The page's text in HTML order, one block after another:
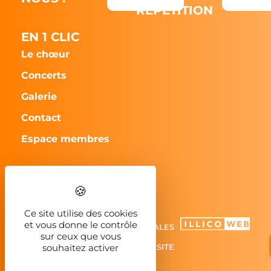
RÉPÉTITION
EN 1 CLIC
Le chœur
Concerts
Galerie
Contact
Espace membres
CHORILLA - 2023
MENTIONS LÉGALES
PLAN DU SITE
Ce site utilise des cookies
et vous donne le contrôle
sur ceux que vous
souhaitez activer